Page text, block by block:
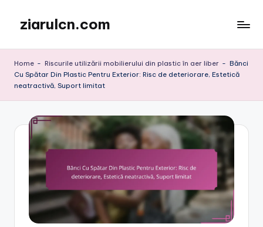
content
ziarulcn.com
Home - Riscurile utilizării mobilierului din plastic în aer liber - Bănci
Cu Spătar Din Plastic Pentru Exterior: Risc de deteriorare, Estetică
neatractivă, Suport limitat